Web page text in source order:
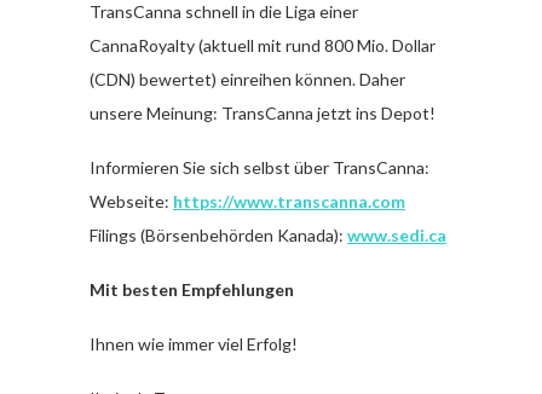
TransCanna schnell in die Liga einer
CannaRoyalty (aktuell mit rund 800 Mio. Dollar
(CDN) bewertet) einreihen können. Daher
unsere Meinung: TransCanna jetzt ins Depot!
Informieren Sie sich selbst über TransCanna:
Webseite: https://www.transcanna.com
Filings (Börsenbehörden Kanada): www.sedi.ca
Mit besten Empfehlungen
Ihnen wie immer viel Erfolg!